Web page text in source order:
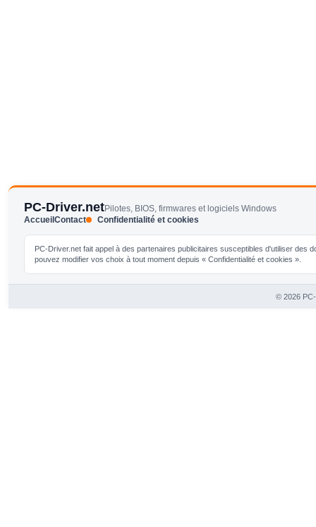
PC-Driver.netPilotes, BIOS, firmwares et logiciels Windows
AccueilContact Confidentialité et cookies
PC-Driver.net fait appel à des partenaires publicitaires susceptibles d'utiliser
pouvez modifier vos choix à tout moment depuis « Confidentialité et cookies ».
© 2026